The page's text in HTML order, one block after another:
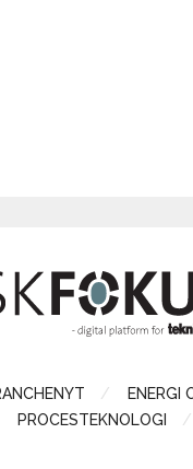
ENERGI
PROCESTEKNOLOGI